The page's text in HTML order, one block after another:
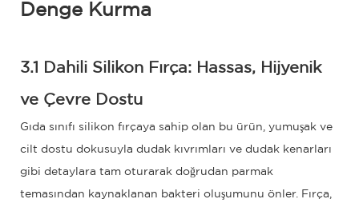
Denge Kurma
3.1 Dahili Silikon Fırça: Hassas, Hijyenik
ve Çevre Dostu
Gıda sınıfı silikon fırçaya sahip olan bu ürün, yumuşak ve
cilt dostu dokusuyla dudak kıvrımları ve dudak kenarları
gibi detaylara tam oturarak doğrudan parmak
temasından kaynaklanan bakteri oluşumunu önler. Fırça,